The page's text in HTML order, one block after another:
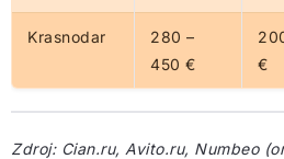
Krasnodar
280 –
450 €
€
Zdroj: Cian.ru, Avito.ru, Numbeo